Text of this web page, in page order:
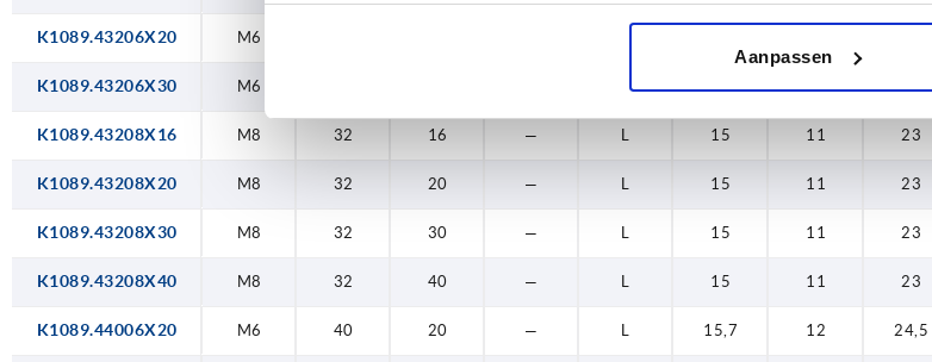
Aanpassen
K1089.43206X20 M6
K1089.43206X30 M6 L 15 11 23
K1089.43208X16 M8 32 16 — L 15 11 23
K1089.43208X20 M8 32 20 — L 15 11 23
K1089.43208X30 M8 32 30 — L 15 11 23
K1089.43208X40 M8 32 40 — L 15 11 23
K1089.44006X20 M6 40 20 — L 15,7 12 24,5